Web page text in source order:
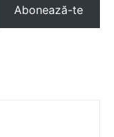
Abonează-te